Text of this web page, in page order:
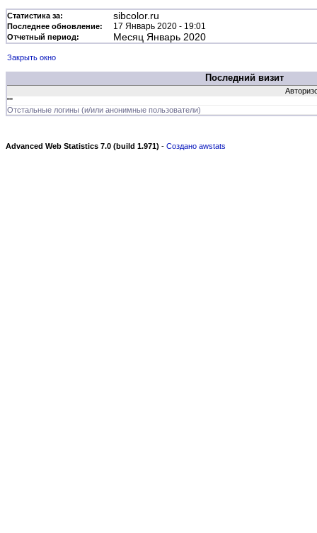
Статистика за: sibcolor.ru
Последнее обновление: 17 Январь 2020 - 19:01
Отчетный период: Месяц Январь 2020
Закрыть окно
Последний визит
""
Отстальные логины (и/или анонимные пользователи)
Advanced Web Statistics 7.0 (build 1.971) - Создано awstats